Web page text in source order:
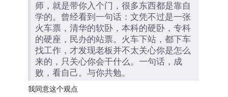
师，就是带你入个门，很多东西都是靠自
学的。曾经看到一句话：文凭不过是一张
火车票，清华的软卧，本科的硬卧，专科
的硬座，民办的站票。火车下站，都下车
找工作，才发现老板并不太关心你是怎么
来的，只关心你会干什么。一句话，成
败，看自己。与你共勉。
我同意这个观点